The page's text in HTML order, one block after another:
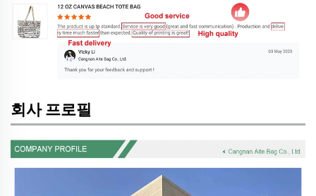
회사 프로필